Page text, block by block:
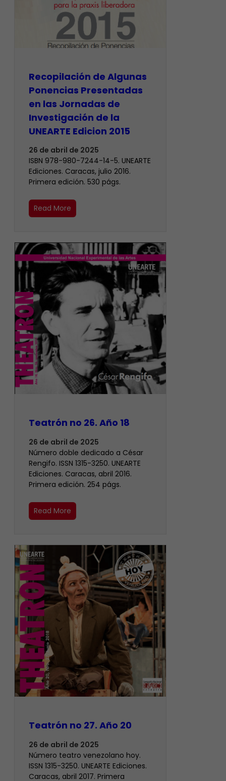
Recopilación de Algunas
Ponencias Presentadas
en las Jornadas de
Investigación de la
UNEARTE Edicion 2015
26 de abril de 2025
ISBN 978-980-7244-14-5. UNEARTE
Ediciones. Caracas, julio 2016.
Primera edición. 530 págs.
Read More
Teatrón no 26. Año 18
26 de abril de 2025
Número doble dedicado a César
Rengifo. ISSN 1315-3250. UNEARTE
Ediciones. Caracas, abril 2016.
Primera edición. 254 págs.
Read More
Teatrón no 27. Año 20
26 de abril de 2025
Número teatro venezolano hoy.
ISSN 1315-3250. UNEARTE Ediciones.
Caracas, abril 2017. Primera